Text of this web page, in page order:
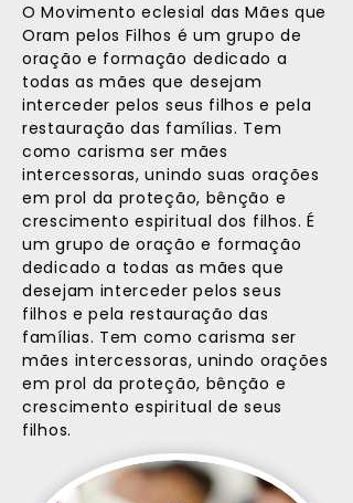
O Movimento eclesial das Mães que
Oram pelos Filhos é um grupo de
oração e formação dedicado a
todas as mães que desejam
interceder pelos seus filhos e pela
restauração das famílias. Tem
como carisma ser mães
intercessoras, unindo suas orações
em prol da proteção, bênção e
crescimento espiritual dos filhos. É
um grupo de oração e formação
dedicado a todas as mães que
desejam interceder pelos seus
filhos e pela restauração das
famílias. Tem como carisma ser
mães intercessoras, unindo orações
em prol da proteção, bênção e
crescimento espiritual de seus
filhos.